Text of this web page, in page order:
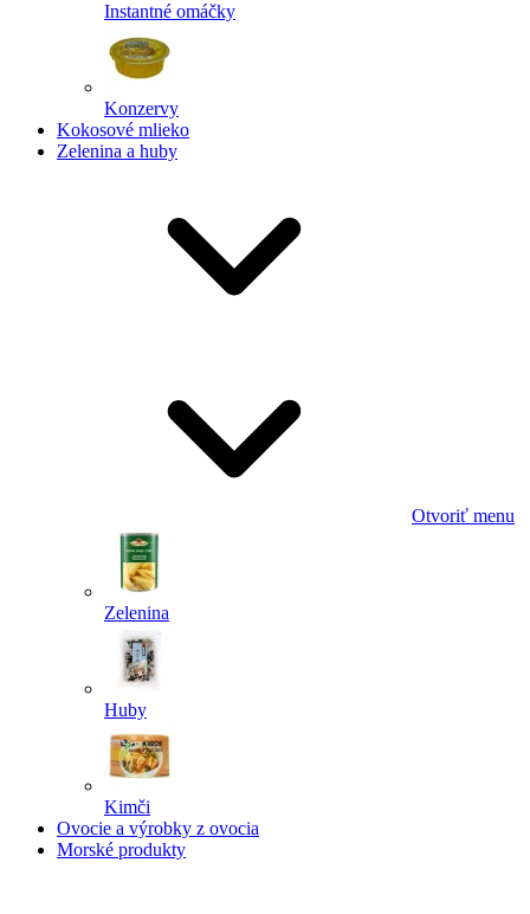
Instantné omáčky
Konzervy
Kokosové mlieko
Zelenina a huby
Otvoriť menu
Zelenina
Huby
Kimči
Ovocie a výrobky z ovocia
Morské produkty